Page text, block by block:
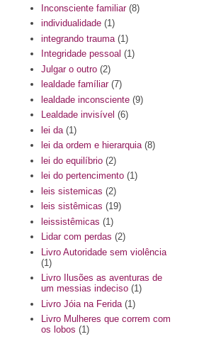
Inconsciente familiar (8)
individualidade (1)
integrando trauma (1)
Integridade pessoal (1)
Julgar o outro (2)
lealdade famíliar (7)
lealdade inconsciente (9)
Lealdade invisível (6)
lei da (1)
lei da ordem e hierarquia (8)
lei do equilíbrio (2)
lei do pertencimento (1)
leis sistemicas (2)
leis sistêmicas (19)
leissistêmicas (1)
Lidar com perdas (2)
Livro Autoridade sem violência
(1)
Livro Ilusões as aventuras de
um messias indeciso (1)
Livro Jóia na Ferida (1)
Livro Mulheres que correm com
os lobos (1)